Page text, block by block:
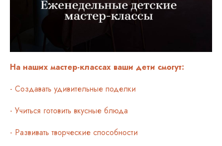
На наших мастер-классах ваши дети смогут:
- Создавать удивительные поделки
- Учиться готовить вкусные блюда
- Развивать творческие способности